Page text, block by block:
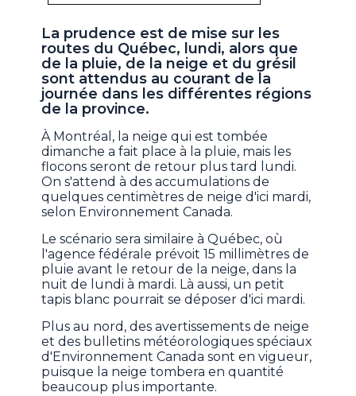
La prudence est de mise sur les
routes du Québec, lundi, alors que
de la pluie, de la neige et du grésil
sont attendus au courant de la
journée dans les différentes régions
de la province.
À Montréal, la neige qui est tombée
dimanche a fait place à la pluie, mais les
flocons seront de retour plus tard lundi.
On s'attend à des accumulations de
quelques centimètres de neige d'ici mardi,
selon Environnement Canada.
Le scénario sera similaire à Québec, où
l'agence fédérale prévoit 15 millimètres de
pluie avant le retour de la neige, dans la
nuit de lundi à mardi. Là aussi, un petit
tapis blanc pourrait se déposer d'ici mardi.
Plus au nord, des avertissements de neige
et des bulletins météorologiques spéciaux
d'Environnement Canada sont en vigueur,
puisque la neige tombera en quantité
beaucoup plus importante.